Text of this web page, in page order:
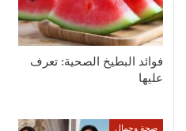
فوائد البطيخ الصحية: تعرف
عليها
صحة وجمال